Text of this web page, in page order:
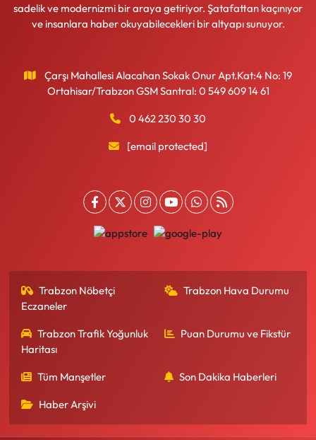
sadelik ve modernizmi bir araya getiriyor. Şatafattan kaçınıyor
ve insanlara haber okuyabilecekleri bir altyapı sunuyor.
Çarşı Mahallesi Alacahan Sokak Onur Apt.Kat:4 No: 19
Ortahisar/Trabzon GSM Santral: 0 549 609 14 61
0 462 230 30 30
[email protected]
Trabzon Nöbetçi
Eczaneler
Trabzon Hava Durumu
Trabzon Trafik Yoğunluk
Haritası
Puan Durumu ve Fikstür
Tüm Manşetler Son Dakika Haberleri
Haber Arşivi